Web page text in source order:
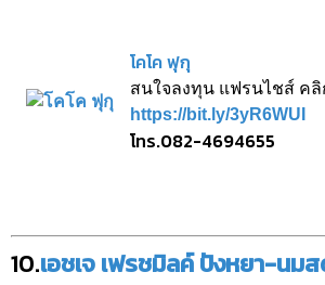
โคโค ฟุกุ
สนใจลงทุน แฟรนไชส์ คลิ
https://bit.ly/3yR6WUI
โทร.082-4694655
10.เอชเจ เฟรชมิลค์ ปังหยา-นม